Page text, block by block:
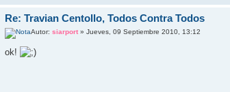
Re: Travian Centollo, Todos Contra Todos
Autor:siarport » Jueves, 09 Septiembre 2010, 13:12
ok!